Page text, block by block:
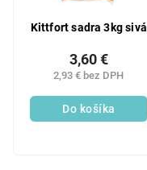
Kittfort sadra 3kg sivá
2,93 € bez DPH
3,60 €
Do košíka